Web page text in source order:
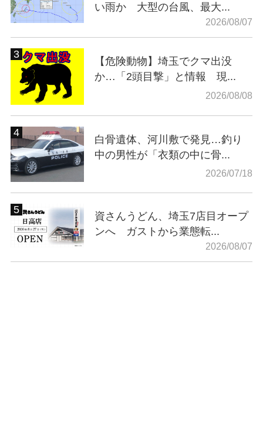
い雨か 大型の台風、最大...
2026/08/07
【危険動物】埼玉でクマ出没
か…「2頭目撃」と情報 現...
2026/08/08
白骨遺体、河川敷で発見…釣り
中の男性が「衣類の中に骨...
2026/07/18
資さんうどん、埼玉7店目オープ
ンへ ガストから業態転...
2026/08/07